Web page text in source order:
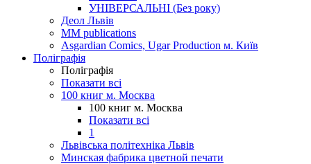
УНІВЕРСАЛЬНІ (Без року)
Деол Львів
MM publications
Asgardian Comics, Ugar Production м. Київ
Поліграфія
Поліграфія
Показати всі
100 книг м. Москва
100 книг м. Москва
Показати всі
1
Львівська політехніка Львів
Минская фабрика цветной печати